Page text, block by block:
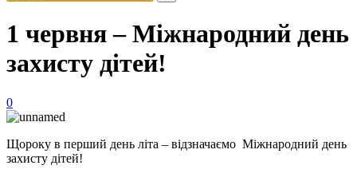
1 червня – Міжнародний день
захисту дітей!
0
Щороку в перший день літа – відзначаємо Міжнародний день
захисту дітей!